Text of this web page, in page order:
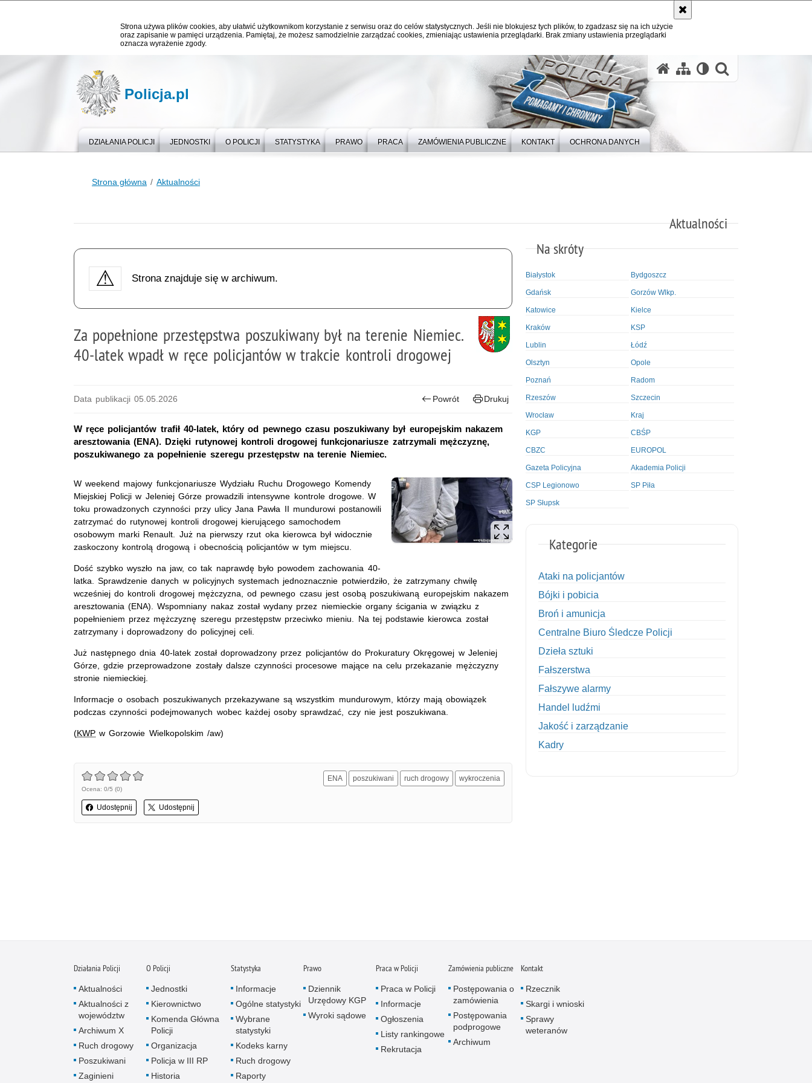
Strona używa plików cookies, aby ułatwić użytkownikom korzystanie z serwisu oraz do celów statystycznych. Jeśli nie blokujesz tych plików, to zgadzasz się na ich użycie
oraz zapisanie w pamięci urządzenia. Pamiętaj, że możesz samodzielnie zarządzać cookies, zmieniając ustawienia przeglądarki. Brak zmiany ustawienia przeglądarki
oznacza wyrażenie zgody.
Policja.pl
DZIAŁANIA POLICJI JEDNOSTKI O POLICJI STATYSTYKA PRAWO PRACA ZAMÓWIENIA PUBLICZNE KONTAKT OCHRONA DANYCH
Strona główna Aktualności
Aktualności
Strona znajduje się w archiwum.
Za popełnione przestępstwa poszukiwany był na terenie Niemiec.
40-latek wpadł w ręce policjantów w trakcie kontroli drogowej
Data publikacji 05.05.2026 Powrót Drukuj
W ręce policjantów trafił 40-latek, który od pewnego czasu poszukiwany był europejskim nakazem
aresztowania (ENA). Dzięki rutynowej kontroli drogowej funkcjonariusze zatrzymali mężczyznę,
poszukiwanego za popełnienie szeregu przestępstw na terenie Niemiec.
W weekend majowy funkcjonariusze Wydziału Ruchu Drogowego Komendy
Miejskiej Policji w Jeleniej Górze prowadzili intensywne kontrole drogowe. W
toku prowadzonych czynności przy ulicy Jana Pawła II mundurowi postanowili
zatrzymać do rutynowej kontroli drogowej kierującego samochodem
osobowym marki Renault. Już na pierwszy rzut oka kierowca był widocznie
zaskoczony kontrolą drogową i obecnością policjantów w tym miejscu.
Dość szybko wyszło na jaw, co tak naprawdę było powodem zachowania 40-
latka. Sprawdzenie danych w policyjnych systemach jednoznacznie potwierdziło, że zatrzymany chwilę
wcześniej do kontroli drogowej mężczyzna, od pewnego czasu jest osobą poszukiwaną europejskim nakazem
aresztowania (ENA). Wspomniany nakaz został wydany przez niemieckie organy ścigania w związku z
popełnieniem przez mężczyznę szeregu przestępstw przeciwko mieniu. Na tej podstawie kierowca został
zatrzymany i doprowadzony do policyjnej celi.
Już następnego dnia 40-latek został doprowadzony przez policjantów do Prokuratury Okręgowej w Jeleniej
Górze, gdzie przeprowadzone zostały dalsze czynności procesowe mające na celu przekazanie mężczyzny
stronie niemieckiej.
Informacje o osobach poszukiwanych przekazywane są wszystkim mundurowym, którzy mają obowiązek
podczas czynności podejmowanych wobec każdej osoby sprawdzać, czy nie jest poszukiwana.
(KWP w Gorzowie Wielkopolskim /aw)
Ocena: 0/5 (0)
Udostępnij Udostępnij
ENA poszukiwani ruch drogowy wykroczenia
Na skróty
Białystok Bydgoszcz
Gdańsk Gorzów Wlkp.
Katowice Kielce
Kraków KSP
Lublin Łódź
Olsztyn Opole
Poznań Radom
Rzeszów Szczecin
Wrocław Kraj
KGP CBŚP
CBZC EUROPOL
Gazeta Policyjna Akademia Policji
CSP Legionowo SP Piła
SP Słupsk
Kategorie
Ataki na policjantów
Bójki i pobicia
Broń i amunicja
Centralne Biuro Śledcze Policji
Dzieła sztuki
Fałszerstwa
Fałszywe alarmy
Handel ludźmi
Jakość i zarządzanie
Kadry
Nielegalny handel farmaceutykami
Nietrzeźwi kierujący
Nietrzeźwi opiekunowie
Nietrzeźwi pracownicy
Działania Policji
Aktualności
Aktualności z
województw
Archiwum X
Ruch drogowy
Poszukiwani
Zaginieni
O Policji
Jednostki
Kierownictwo
Komenda Główna
Policji
Organizacja
Policja w III RP
Historia
Statystyka
Informacje
Ogólne statystyki
Wybrane
statystyki
Kodeks karny
Ruch drogowy
Raporty
Prawo
Dziennik
Urzędowy KGP
Wyroki sądowe
Praca w Policji
Praca w Policji
Informacje
Ogłoszenia
Listy rankingowe
Rekrutacja
Zamówienia publiczne
Postępowania o
zamówienia
Postępowania
podprogowe
Archiwum
Kontakt
Rzecznik
Skargi i wnioski
Sprawy
weteranów